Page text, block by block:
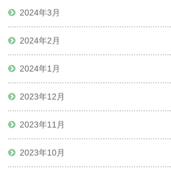
2024年3月
2024年2月
2024年1月
2023年12月
2023年11月
2023年10月